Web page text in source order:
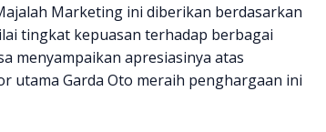
Marketing ini diberikan berdasarkan
tingkat kepuasan terhadap berbagai
menyampaikan apresiasinya atas
utama Garda Oto meraih penghargaan ini